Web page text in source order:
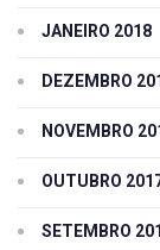
JANEIRO 2018
DEZEMBRO
NOVEMBRO
OUTUBRO
SETEMBRO